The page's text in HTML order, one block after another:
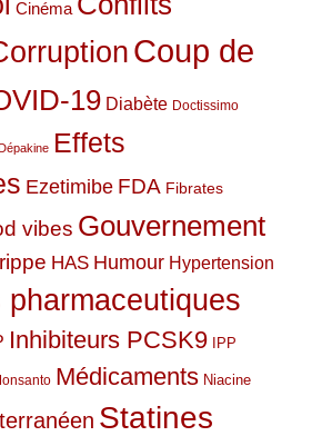
Cinéma
Coup de
19 Diabète Doctissimo
Effets
Ezetimibe FDA Fibrates
vibes Gouvernement
HAS Humour Hypertension
pharmaceutiques
Inhibiteurs PCSK9 IPP
Médicaments Niacine
Statines